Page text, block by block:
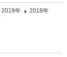
2019年
2018年